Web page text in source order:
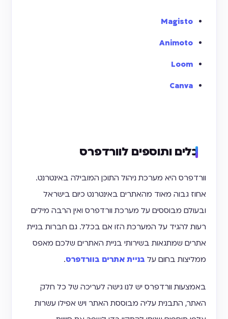
Magisto
Animoto
Loom
Canva
כלים ותוספים לוורדפרס
וורדפרס היא מערכת ניהול התוכן המובילה באינטרנט.
אחוז גבוה מאוד מהאתרים באינטרנט כיום בישראל
ובעולם מבוססים על מערכת וורדפרס ואין הרבה מילים
רעות להגיד על המערכת הזו אם בכלל. גם חברות בניית
אתרים שמתגאות בשירותי בניית האתרים שלכם מאפס
ממליצות בחום על בניית אתרים בוורדפרס.
באמצעות וורדפרס יש לנו גישה לעריכה של כל חלק
האתר, התבנית עליה מבוססת האתר ויש אפילו עשרות